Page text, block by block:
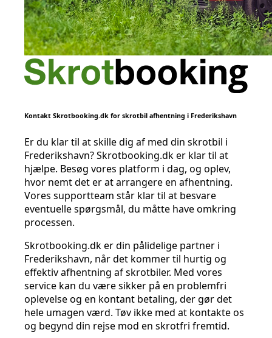
Kontakt Skrotbooking.dk for skrotbil afhentning i Frederikshavn
Er du klar til at skille dig af med din skrotbil i
Frederikshavn? Skrotbooking.dk er klar til at
hjælpe. Besøg vores platform i dag, og oplev,
hvor nemt det er at arrangere en afhentning.
Vores supportteam står klar til at besvare
eventuelle spørgsmål, du måtte have omkring
processen.
Skrotbooking.dk er din pålidelige partner i
Frederikshavn, når det kommer til hurtig og
effektiv afhentning af skrotbiler. Med vores
service kan du være sikker på en problemfri
oplevelse og en kontant betaling, der gør det
hele umagen værd. Tøv ikke med at kontakte os
og begynd din rejse mod en skrotfri fremtid.